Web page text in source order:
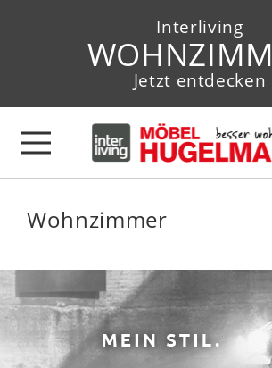
Interliving
Jetzt entdecken
Wohnzimmer